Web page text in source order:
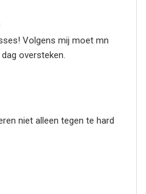
Volgens mij moet mn
oversteken.
niet alleen tegen te hard